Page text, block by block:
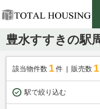
豊水すすきの駅
該当物件数 1件 販売数 1
駅で絞り込む